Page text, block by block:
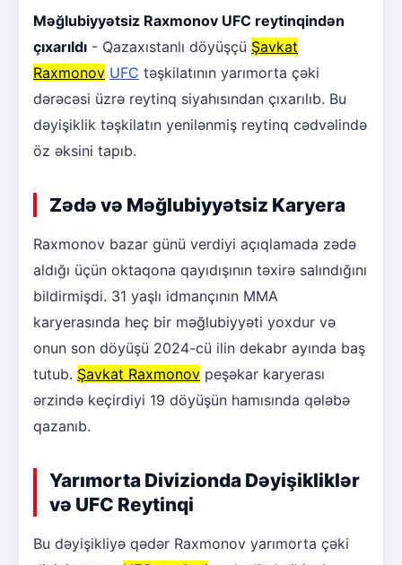
Məğlubiyyətsiz Raxmonov UFC reytinqindən
çıxarıldı - Qazaxıstanlı döyüşçü Şavkat
Raxmonov UFC təşkilatının yarımorta çəki
dərəcəsi üzrə reytinq siyahısından çıxarılıb. Bu
dəyişiklik təşkilatın yenilənmiş reytinq cədvəlində
öz əksini tapıb.
Zədə və Məğlubiyyətsiz Karyera
Raxmonov bazar günü verdiyi açıqlamada zədə
aldığı üçün oktaqona qayıdışının təxirə salındığını
bildirmişdi. 31 yaşlı idmançının MMA
karyerasında heç bir məğlubiyyəti yoxdur və
onun son döyüşü 2024-cü ilin dekabr ayında baş
tutub. Şavkat Raxmonov peşəkar karyerası
ərzində keçirdiyi 19 döyüşün hamısında qələbə
qazanıb.
Yarımorta Divizionda Dəyişikliklər
və UFC Reytinqi
Bu dəyişikliyə qədər Raxmonov yarımorta çəki